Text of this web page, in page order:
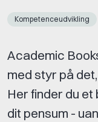
Kompetenceudvikling
Academic
med styr på
Her finder du
dit pensum -